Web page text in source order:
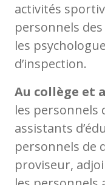
activités
personnels des
les
d’inspection.
Au collège et
les personnels
assistants
personnels de
proviseur,